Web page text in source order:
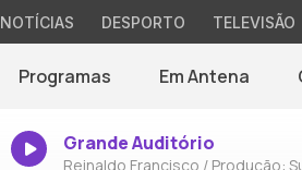
NOTÍCIAS DESPORTO TELEVISÃO
Programas Em Antena
Grande Auditório
Reinaldo Francisco / Produção: